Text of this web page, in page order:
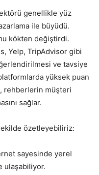
genellikle yüz
ile büyüdü.
kökten değiştirdi.
Yelp, TripAdvisor gibi
ve tavsiye
yüksek puan
rehberlerin müşteri
sağlar.
özetleyebiliriz:
sayesinde yerel
ulaşabiliyor.